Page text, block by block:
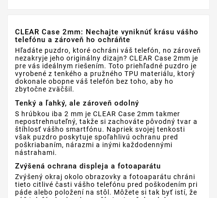
CLEAR Case 2mm: Nechajte vyniknúť krásu vášho
telefónu a zároveň ho ochráňte
Hľadáte puzdro, ktoré ochráni váš telefón, no zároveň
nezakryje jeho originálny dizajn? CLEAR Case 2mm je
pre vás ideálnym riešením. Toto priehľadné puzdro je
vyrobené z tenkého a pružného TPU materiálu, ktorý
dokonale obopne váš telefón bez toho, aby ho
zbytočne zväčšil.
Tenký a ľahký, ale zároveň odolný
S hrúbkou iba 2 mm je CLEAR Case 2mm takmer
nepostrehnuteľný, takže si zachováte pôvodný tvar a
štíhlosť vášho smartfónu. Napriek svojej tenkosti
však puzdro poskytuje spoľahlivú ochranu pred
poškriabaním, nárazmi a inými každodennými
nástrahami.
Zvýšená ochrana displeja a fotoaparátu
Zvýšený okraj okolo obrazovky a fotoaparátu chráni
tieto citlivé časti vášho telefónu pred poškodením pri
páde alebo položení na stôl. Môžete si tak byť istí, že